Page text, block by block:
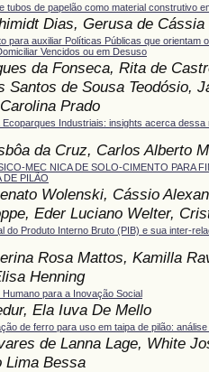
tubos de papelão como material construtivo
Dias, Gerusa de Cássia
para auxiliar Políticas Públicas que orientam
Vencidos ou em Desuso
da Fonseca, Rita de
Santos de Sousa Teodósio,
Prado
Industriais: insights acerca
da Cruz, Carlos Alberto
MEC NICA DE SOLO-CIMENTO PARA
DE PILÃO
Wolenski, Cássio
Eder Luciano Welter,
do Produto Interno Bruto (PIB) e sua inter-
Rosa Mattos, Kamilla
Henning
para a Inovação Social
Ela Iuva De Mello
de ferro para uso em taipa de pilão:
de Lanna Lage, White
Lima Bessa